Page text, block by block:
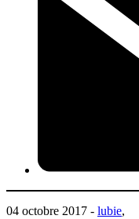
04 octobre 2017 - lubie,